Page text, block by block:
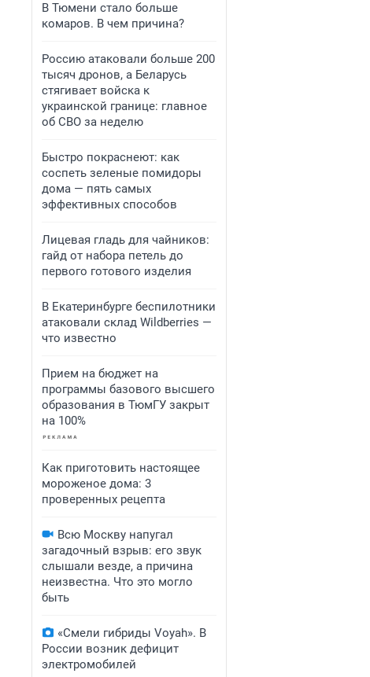
В Тюмени стало больше
комаров. В чем причина?
Россию атаковали больше 200
тысяч дронов, а Беларусь
стягивает войска к
украинской границе: главное
об СВО за неделю
Быстро покраснеют: как
соспеть зеленые помидоры
дома — пять самых
эффективных способов
Лицевая гладь для чайников:
гайд от набора петель до
первого готового изделия
В Екатеринбурге беспилотники
атаковали склад Wildberries —
что известно
Прием на бюджет на
программы базового высшего
образования в ТюмГУ закрыт
на 100%
Как приготовить настоящее
мороженое дома: 3
проверенных рецепта
Всю Москву напугал
загадочный взрыв: его звук
слышали везде, а причина
неизвестна. Что это могло
быть
«Смели гибриды Voyah». В
России возник дефицит
электромобилей